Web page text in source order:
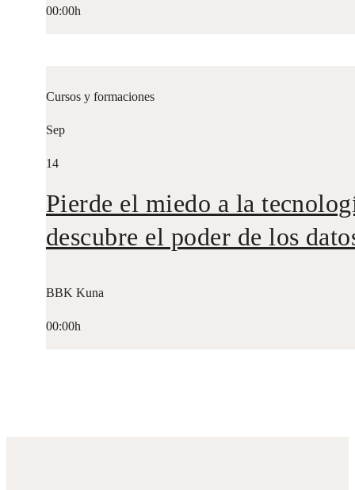
00:00h
Cursos y formaciones
Sep
14
Pierde el miedo a la
descubre el poder de los
BBK Kuna
00:00h